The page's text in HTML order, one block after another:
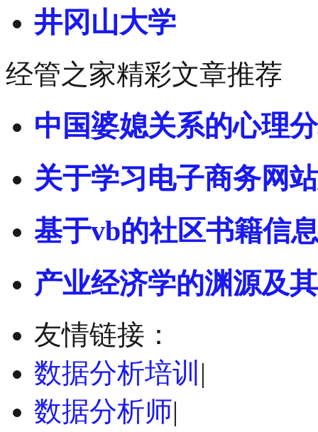
井冈山大学
经管之家精彩文章推荐
中国婆媳关系的心理
关于学习电子商务网
基于vb的社区书籍信
产业经济学的渊源及
友情链接：
数据分析培训 |
数据分析师|